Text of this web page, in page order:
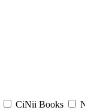
CiNii Books